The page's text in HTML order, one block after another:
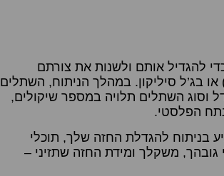
להגדיל אותם ולשנות את צורתם
בג’ל סיליקון. במהלך הניתוח, השתלים
וסוג השתלים תלויה במספר שיקולים,
הפלסטי.
בניתוח להגדלת החזה שלך, תוכלי
גובהך, משקלך ומידת החזה שתזיני –